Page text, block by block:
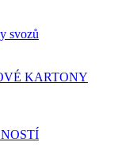
svozů
KARTONY